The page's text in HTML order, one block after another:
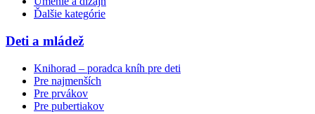
Ďalšie kategórie
Deti a mládež
Knihorad – poradca kníh pre deti
Pre najmenších
Pre prvákov
Pre pubertiakov